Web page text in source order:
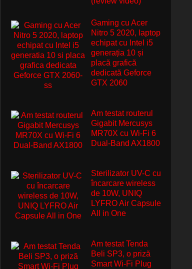
Gaming cu Acer
Nitro 5 2020, laptop
echipat cu Intel i5
generația 10 și
placă grafică
dedicată Geforce
GTX 2060
Am testat routerul
Gigabit Mercusys
MR70X cu Wi-Fi 6
Dual-Band AX1800
Sterilizator UV-C cu
încarcare wireless
de 10W, UNIQ
LYFRO Air Capsule
All in One
Am testat Tenda
Beli SP3, o priză
Smart Wi-Fi Plug